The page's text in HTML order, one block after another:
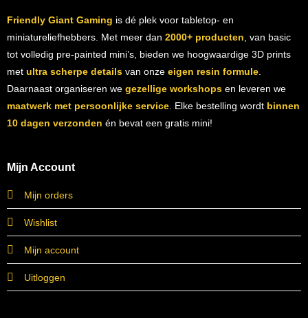
Friendly Giant Gaming is dé plek voor tabletop- en
miniatureliefhebbers. Met meer dan 2000+ producten , van basic
tot volledig pre-painted mini’s, bieden we hoogwaardige 3D prints
met ultra scherpe detailsvan onze eigen resin formule.
Daarnaast organiseren we gezellige workshopsen leveren we
maatwerk met persoonlijke service. Elke bestelling wordt binnen
10 dagen verzonden én bevat een gratis mini!
Mijn Account
Mijn orders
Wishlist
Mijn account
Uitloggen